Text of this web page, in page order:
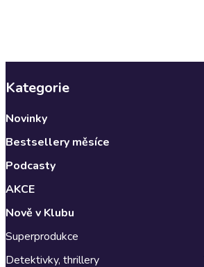
Kategorie
Novinky
Bestsellery měsíce
Podcasty
AKCE
Nově v Klubu
Superprodukce
Detektivky, thrillery